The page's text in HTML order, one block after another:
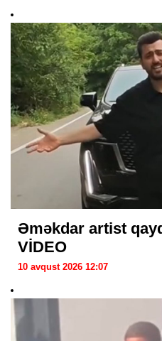
Əməkdar artist
VİDEO
10 avqust 2026 12:07